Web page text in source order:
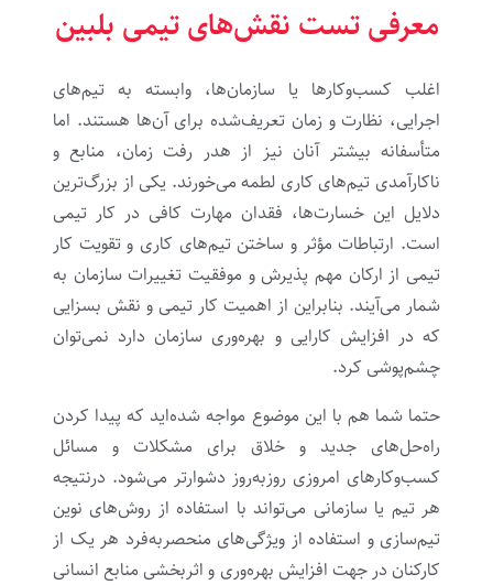
معرفی تست نقش‌های تیمی بلبین
اغلب کسب‌وکارها یا سازمان‌ها، وابسته به تیم‌های
اجرایی، نظارت و زمان تعریف‌شده برای آن‌ها هستند. اما
متأسفانه بیشتر آنان نیز از هدر رفت زمان، منابع و
ناکارآمدی تیم‌های کاری لطمه می‌خورند. یکی از بزرگ‌ترین
دلایل این خسارت‌ها، فقدان مهارت کافی در کار تیمی
است. ارتباطات مؤثر و ساختن تیم‌های کاری و تقویت کار
تیمی از ارکان مهم پذیرش و موفقیت تغییرات سازمان به
شمار می‌آیند. بنابراین از اهمیت کار تیمی و نقش بسزایی
که در افزایش کارایی و بهره‌وری سازمان دارد نمی‌توان
چشم‌پوشی کرد.
حتما شما هم با این موضوع مواجه شده‌اید که پیدا کردن
راه‌حل‌های جدید و خلاق برای مشکلات و مسائل
کسب‌وکارهای امروزی روزبه‌روز دشوارتر می‌شود. درنتیجه
هر تیم یا سازمانی می‌تواند با استفاده از روش‌های نوین
تیم‌‌سازی و استفاده از ویژگی‌های منحصربه‌فرد هر یک از
کارکنان در جهت افزایش بهره‌وری و اثربخشی منابع انسانی